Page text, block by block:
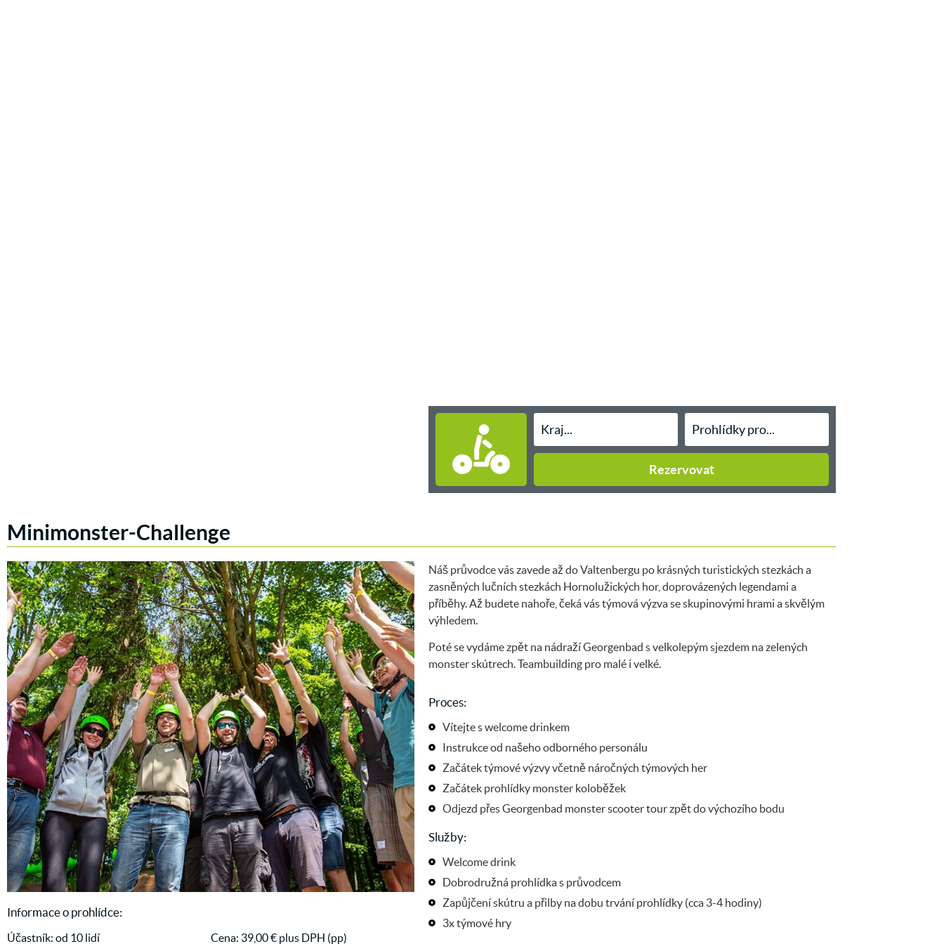
Rezervovat
Minimonster-Challenge
Informace o prohlídce:
Účastník: od 10 lidí
Cena: 39,00 € plus DPH (pp)
Náš průvodce vás zavede až do Valtenbergu po krásných turistických stezkách a
zasněných lučních stezkách Hornolužických hor, doprovázených legendami a
příběhy. Až budete nahoře, čeká vás týmová výzva se skupinovými hrami a skvělým
výhledem.
Poté se vydáme zpět na nádraží Georgenbad s velkolepým sjezdem na zelených
monster skútrech. Teambuilding pro malé i velké.
Proces:
Vítejte s welcome drinkem
Instrukce od našeho odborného personálu
Začátek týmové výzvy včetně náročných týmových her
Začátek prohlídky monster koloběžek
Odjezd přes Georgenbad monster scooter tour zpět do výchozího bodu
Služby:
Welcome drink
Dobrodružná prohlídka s průvodcem
Zapůjčení skútru a přilby na dobu trvání prohlídky (cca 3-4 hodiny)
3x týmové hry